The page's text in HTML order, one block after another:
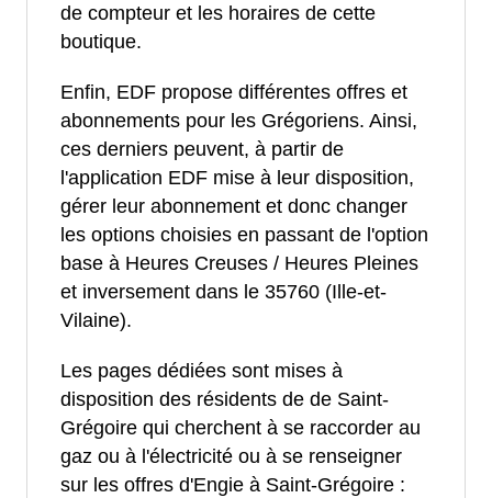
de compteur et les horaires de cette
boutique.
Enfin, EDF propose différentes offres et
abonnements pour les Grégoriens. Ainsi,
ces derniers peuvent, à partir de
l'application EDF mise à leur disposition,
gérer leur abonnement et donc changer
les options choisies en passant de l'option
base à Heures Creuses / Heures Pleines
et inversement dans le 35760 (Ille-et-
Vilaine).
Les pages dédiées sont mises à
disposition des résidents de de Saint-
Grégoire qui cherchent à se raccorder au
gaz ou à l'électricité ou à se renseigner
sur les offres d'Engie à Saint-Grégoire :